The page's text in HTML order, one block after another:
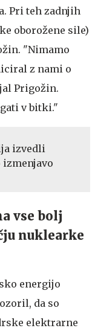
Pri teh zadnjih
oborožene sile)
"Nimamo
z nami o
Prigožin.
v bitki."
izvedli
izmenjavo
vse bolj
nuklearke
energijo
da so
elektrarne